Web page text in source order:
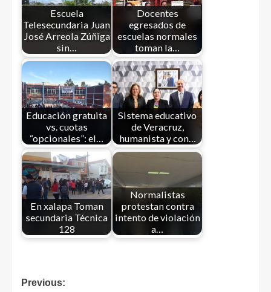
Escuela
Telesecundaria Juan
José Arreola Zúñiga
sin…
Docentes
egresados de
escuelas normales
toman la…
Educación gratuita
vs. cuotas
“opcionales”: el…
Sistema educativo
de Veracruz,
humanista y con…
En xalapa Toman
secundaria Técnica
128
Normalistas
protestan contra
intento de violación
a…
Previous: